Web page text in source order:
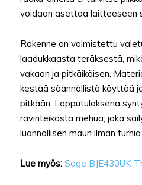
voidaan asettaa laitteeseen
Rakenne on valmistettu
laadukkaasta teräksestä,
vakaan ja pitkäikäisen.
kestää säännöllistä käyttöä
pitkään. Lopputuloksena
ravinteikasta mehua, joka
luonnollisen maun ilman
Lue myös: Sage BJE430UK